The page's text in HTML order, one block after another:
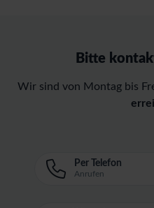
Bitte
Wir sind von Montag bis
Per Telefon
Anrufen